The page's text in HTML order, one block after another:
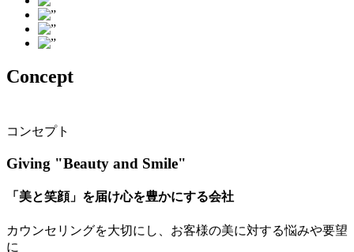
Concept
コンセプト
Giving "Beauty and Smile"
「美と笑顔」を届け心を豊かにする会社
カウンセリングを大切にし、お客様の美に対する悩みや要望
に